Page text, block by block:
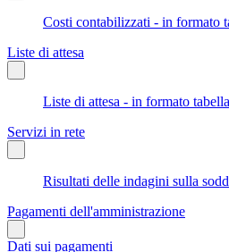
Costi contabilizzati - in formato
Liste di attesa
Liste di attesa - in formato
Servizi in rete
Risultati delle indagini sulla
Pagamenti dell'amministrazione
Dati sui pagamenti